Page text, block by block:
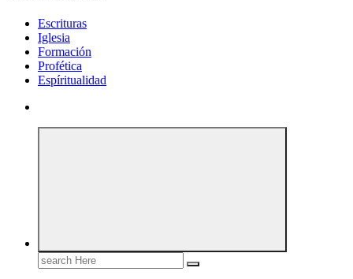
Escrituras
Iglesia
Formación
Profética
Espíritualidad
Search
for: